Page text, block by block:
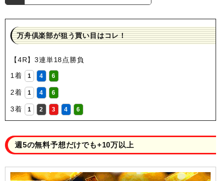
万舟倶楽部が狙う買い目はコレ！
【4R】3連単18点勝負
1着
1 4 6
2着 1 4 6
3着 1 2 3 4 6
週5の無料予想だけでも+10万以上